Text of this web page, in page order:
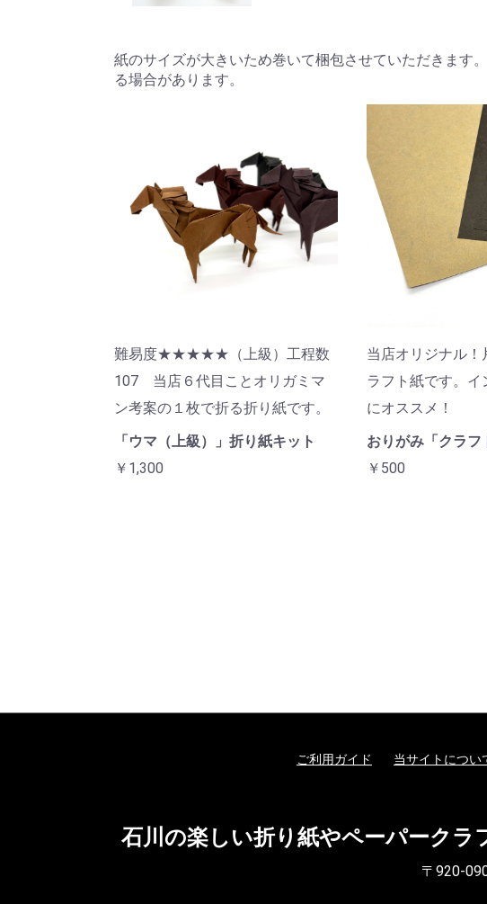
紙のサイズが大きいため巻いて梱包させていただきます
る場合があります。
難易度★★★★★（上級）工程数
107 当店６代目ことオリガミマ
ン考案の１枚で折る折り紙です。
「ウマ（上級）」折り紙キット
￥1,300
当店オリジナル！
ラフト紙です。イ
にオススメ！
おりがみ「クラフ
￥500
ご利用ガイド 当サイトについ
石川の楽しい折り紙やペーパークラ
〒920-